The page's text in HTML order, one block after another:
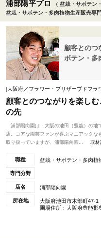
浦部陽平プロ
（ 盆栽・サボテン
盆栽・サボテン・多肉植物生産販売専
顧客とのつ
ボテン・多
[大阪府／フラワー・プリザーブドフラ
顧客とのつながりを楽し
の先
浦部陽向園は、大阪の池田（豊能）の地
店。コアな園芸ファンが喜ぶマニアックな
取り扱っていますが、浦部陽向園...
取
職種 盆栽・サボテン・多肉植
専門分野
店名 浦部陽向園
所在地
大阪府池田市木部町47-1
圃場住所：大阪府豊能郡